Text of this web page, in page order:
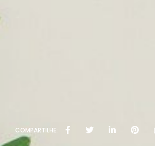
COMPARTILHE: